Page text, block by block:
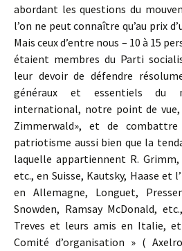
abordant les questions du
l’on ne peut connaître qu’au prix
Mais ceux d’entre nous – 10 à 15
étaient membres du Parti
leur devoir de défendre
généraux et essentiels du
international, notre point de vue,
Zimmerwald», et de
patriotisme aussi bien que la
laquelle appartiennent R. Grimm,
etc., en Suisse, Kautsky, Haase et
en Allemagne, Longuet,
Snowden, Ramsay McDonald,
Treves et leurs amis en Italie,
Comité d’organisation » (